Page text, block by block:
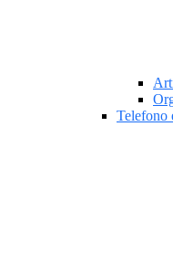
Telefono